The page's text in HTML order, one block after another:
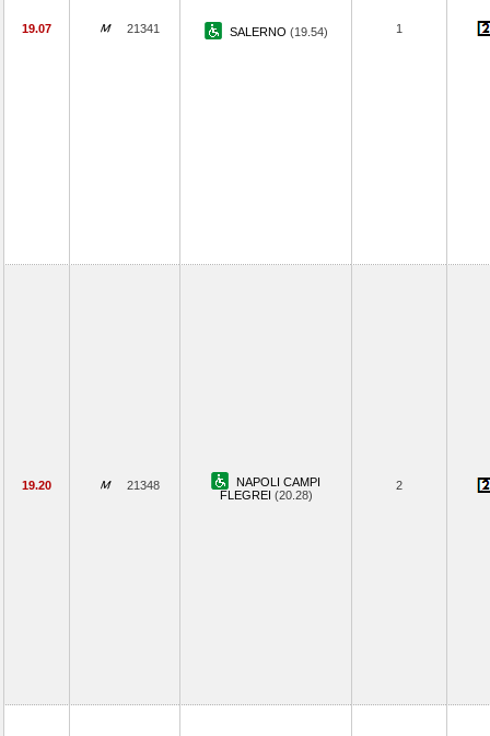
19.07 21341 SALERNO (19.54) 1
19.20 21348
NAPOLI CAMPI
FLEGREI (20.28)
2